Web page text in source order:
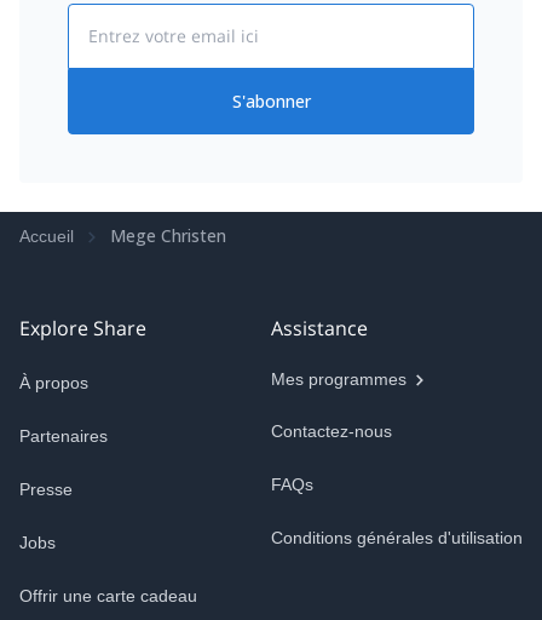
S'abonner
Accueil Mege Christen
Explore Share
À propos
Partenaires
Presse
Jobs
Offrir une carte cadeau
Assistance
Mes programmes
Contactez-nous
FAQs
Conditions générales d'utilisation